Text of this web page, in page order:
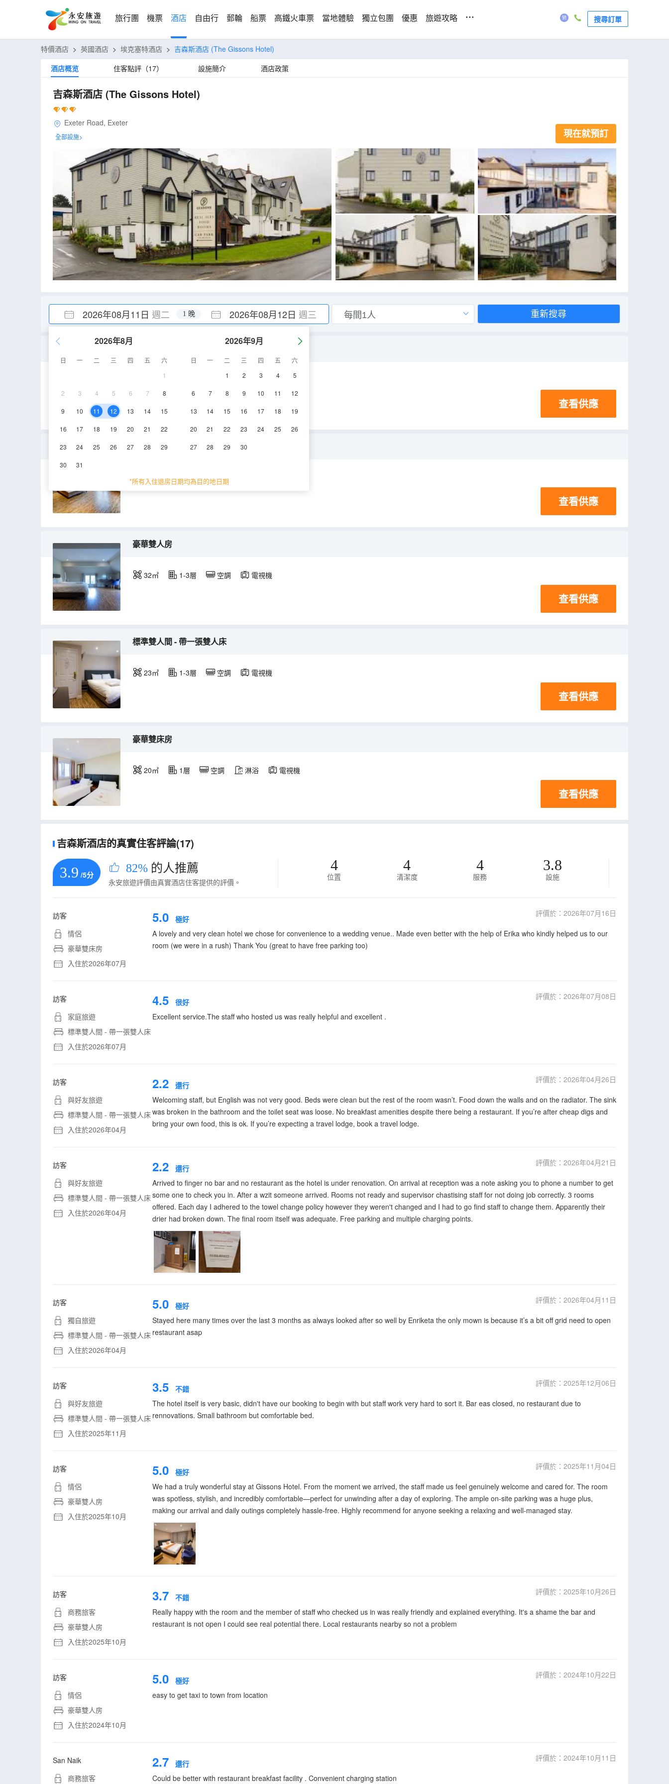
旅行團 機票 酒店 自由行 郵輪 船票 高鐵火車票 當地體驗 獨立包團 優惠 旅遊攻略 ... 搜尋訂單
特價酒店 > 英國酒店 > 埃克塞特酒店 > 吉森斯酒店 (The Gissons Hotel)
酒店概览
住客點評（17） 設施簡介 酒店政策
吉森斯酒店 (The Gissons Hotel)
Exeter Road, Exeter
全部設施> 現在就預訂
2026年08月11日 週二 2026年08月12日 週三
1 晚
2026年8月
日 一 二 三 四 五
六
1
2 3 4 5 6 7 8
9 10 11 12 13 14 15
16 17 18 19 20 21 22
23 24 25 26 27 28 29
30 31
2026年9月
日 一 二 三 四 五
六
1
2 3 4 5
6 7 8 9 10 11 12
13 14 15 16 17 18 19
20 21 22 23 24 25 26
27 28 29 30
*所有入住退房日期均為目的地日期
重新搜尋
電視機
查看供應
豪華雙人套房 - 帶浴缸
62㎡ 1層 空調
查看供應
豪華雙人房
32㎡ 1-3層 空調 電視機
查看供應
標準雙人間 - 帶一張雙人床
23㎡ 1-3層 空調 電視機
查看供應
豪華雙床房
20㎡ 1層 空調 淋浴 電視機
查看供應
吉森斯酒店的真實住客評論(17)
3.9 /5分 82% 的人推薦
永安旅遊評價由真實酒店住客提供的評價。
4
位置
4
清潔度
4
服務
3.8
設施
訪客
情侶
豪華雙床房
入住於2026年07月
5.0 極好
評價於：2026年07月16日
A lovely and very clean hotel we chose for convenience to a wedding venue.. Made even better with the help of Erika who kindly helped us to our
room (we were in a rush) Thank You (great to have free parking too)
訪客
家庭旅遊
標準雙人間 - 帶一張雙人床
入住於2026年07月
4.5 很好
評價於：2026年07月08日
Excellent service.The staff who hosted us was really helpful and excellent .
訪客
與好友旅遊
標準雙人間 - 帶一張雙人床
入住於2026年04月
2.2 還行
評價於：2026年04月26日
Welcoming staff, but English was not very good. Beds were clean but the rest of the room wasn’t. Food down the walls and on the radiator. The sink
was broken in the bathroom and the toilet seat was loose. No breakfast amenities despite there being a restaurant. If you’re after cheap digs and
bring your own food, this is ok. If you’re expecting a travel lodge, book a travel lodge.
訪客
與好友旅遊
標準雙人間 - 帶一張雙人床
入住於2026年04月
2.2 還行
評價於：2026年04月21日
Arrived to finger no bar and no restaurant as the hotel is under renovation. On arrival at reception was a note asking you to phone a number to get
some one to check you in. After a wzit someone arrived. Rooms not ready and supervisor chastising staff for not doing job correctly. 3 rooms
offered. Each day I adhered to the towel change policy however they weren't changed and I had to go find staff to change them. Apparently their
drier had broken down. The final room itself was adequate. Free parking and multiple charging points.
訪客
獨自旅遊
標準雙人間 - 帶一張雙人床
入住於2026年04月
5.0 極好
評價於：2026年04月11日
Stayed here many times over the last 3 months as always looked after so well by Enriketa the only mown is because it’s a bit off grid need to open
restaurant asap
訪客
與好友旅遊
標準雙人間 - 帶一張雙人床
入住於2025年11月
3.5 不錯
評價於：2025年12月06日
The hotel itself is very basic, didn't have our booking to begin with but staff work very hard to sort it. Bar eas closed, no restaurant due to
rennovations. Small bathroom but comfortable bed.
訪客
情侶
豪華雙人房
入住於2025年10月
5.0 極好
評價於：2025年11月04日
We had a truly wonderful stay at Gissons Hotel. From the moment we arrived, the staff made us feel genuinely welcome and cared for. The room
was spotless, stylish, and incredibly comfortable—perfect for unwinding after a day of exploring. The ample on-site parking was a huge plus,
making our arrival and daily outings completely hassle-free. Highly recommend for anyone seeking a relaxing and well-managed stay.
訪客
商務旅客
豪華雙人房
入住於2025年10月
3.7 不錯
評價於：2025年10月26日
Really happy with the room and the member of staff who checked us in was really friendly and explained everything. It's a shame the bar and
restaurant is not open I could see real potential there. Local restaurants nearby so not a problem
訪客
情侶
豪華雙人房
入住於2024年10月
5.0 極好
評價於：2024年10月22日
easy to get taxi to town from location
San Naik
商務旅客
2.7 還行
評價於：2024年10月11日
Could be better with restaurant breakfast facility . Convenient charging station